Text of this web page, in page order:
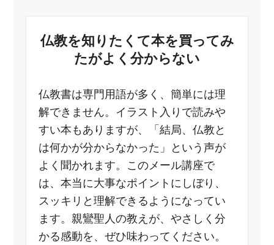
仏教を知りたくて本を買ってみ
たがよく分からない
仏教書は専門用語が多く、簡単には理
解できません。イラスト入りで読みや
すい本もありますが、「結局、仏教と
は何かが分からなかった」という声が
よく聞かれます。このメール講座で
は、本当に大事なポイントにしぼり、
スッキリと理解できるようになってい
ます。親鸞聖人の教えが、やさしく分
かる感動を、ぜひ味わってください。